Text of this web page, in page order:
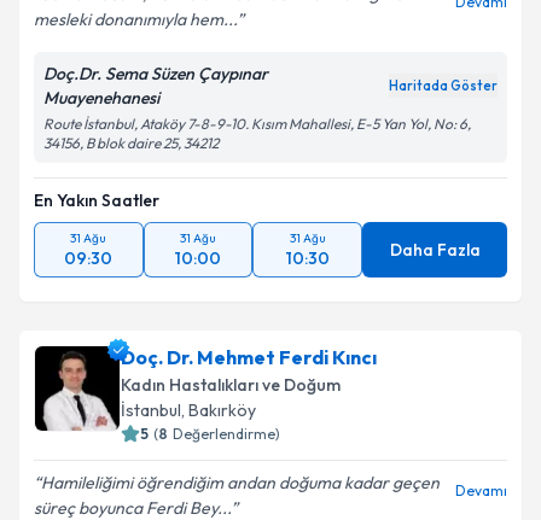
mesleki donanımıyla hem...
Doç.Dr. Sema Süzen Çaypınar
Muayenehanesi
Haritada Göster
Route İstanbul, Ataköy 7-8-9-10. Kısım Mahallesi, E-5 Yan Yol, No: 6,
34156, B blok daire 25, 34212
En Yakın Saatler
31 Ağu
09:30
31 Ağu
10:00
31 Ağu
10:30 Daha Fazla
Doç. Dr. Mehmet Ferdi Kıncı
Kadın Hastalıkları ve Doğum
İstanbul, Bakırköy
5 (8 Değerlendirme)
Hamileliğimi öğrendiğim andan doğuma kadar geçen
süreç boyunca Ferdi Bey...
Devamı